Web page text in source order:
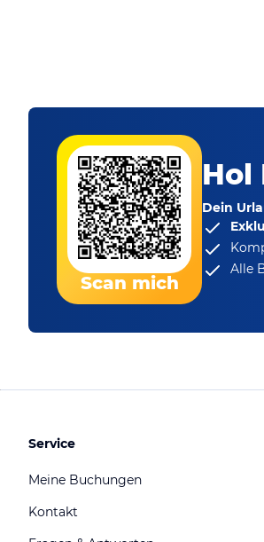
Scan mich
Hol
Dein
Alle
Service
Meine Buchungen
Kontakt